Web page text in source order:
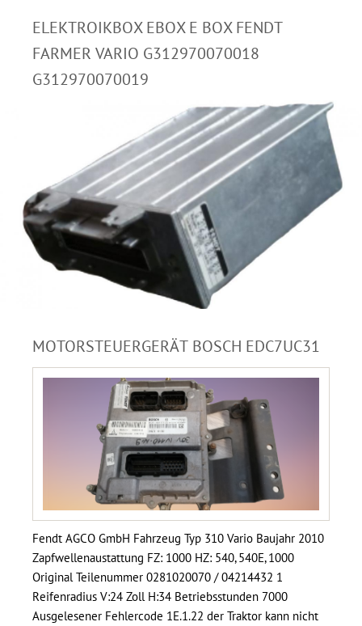
ELEKTROIKBOX EBOX E BOX FENDT
FARMER VARIO G312970070018
G312970070019
MOTORSTEUERGERÄT BOSCH EDC7UC31
Fendt AGCO GmbH Fahrzeug Typ 310 Vario Baujahr 2010
Zapfwellenaustattung FZ: 1000 HZ: 540, 540E, 1000
Original Teilenummer 0281020070 / 04214432 1
Reifenradius V:24 Zoll H:34 Betriebsstunden 7000
Ausgelesener Fehlercode 1E.1.22 der Traktor kann nicht